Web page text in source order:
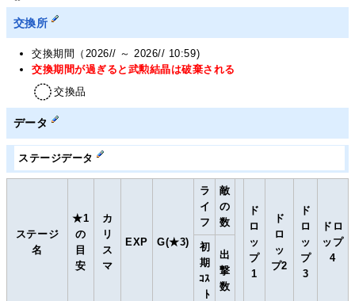
交換所
交換期間（2026// ～ 2026// 10:59)
交換期間が過ぎると武勲結晶は破棄される
交換品
データ
ステージデータ
ステージ
名
★1
の
目
安
カ
リ
ス
マ
EXP G(★3)
ラ
イ
フ
敵
の
数
ド
ロ
ッ
プ
1
ド
ロ
ッ
プ2
ド
ロ
ッ
プ
3
ドロ
ップ
4
初
期
ｺｽ
ﾄ
出
撃
数